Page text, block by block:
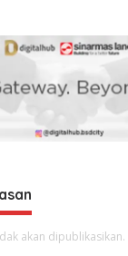
akan dipublikasikan.